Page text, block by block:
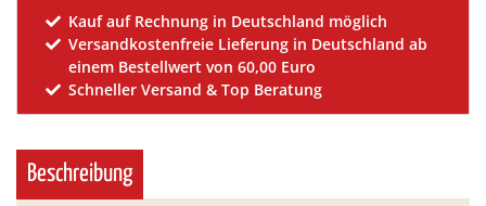
Kauf auf Rechnung in Deutschland möglich
Versandkostenfreie Lieferung in Deutschland ab
einem Bestellwert von 60,00 Euro
Schneller Versand & Top Beratung
Beschreibung